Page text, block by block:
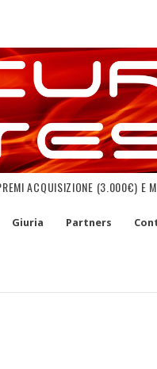
ACQUISIZIONE (3.000€) E
Giuria Partners